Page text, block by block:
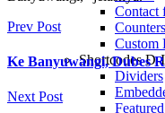
Contact
Custom
Shortcodes D-I
Dividers
Prev Post
Ke Banyuwangi, Dubes
Next Post